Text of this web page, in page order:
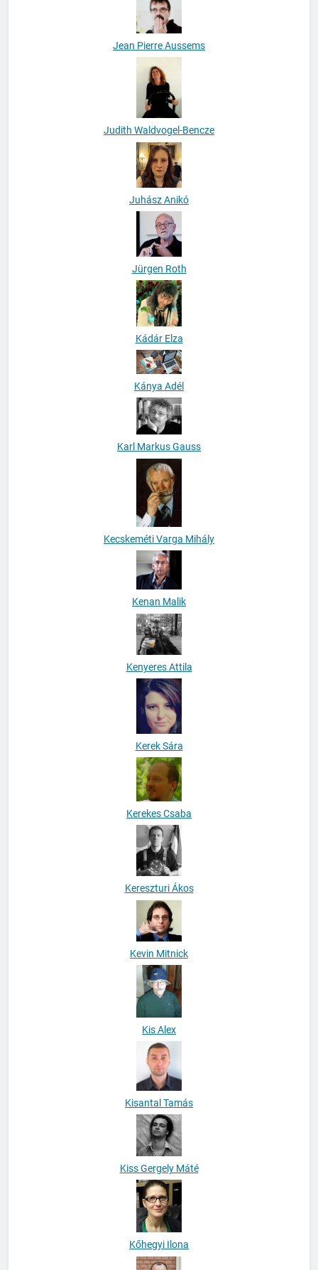
Jean Pierre Aussems
Judith Waldvogel-Bencze
Juhász Anikó
Jürgen Roth
Kádár Elza
Kánya Adél
Karl Markus Gauss
Kecskeméti Varga Mihály
Kenan Malik
Kenyeres Attila
Kerek Sára
Kerekes Csaba
Kereszturi Ákos
Kevin Mitnick
Kis Alex
Kisantal Tamás
Kiss Gergely Máté
Kőhegyi Ilona